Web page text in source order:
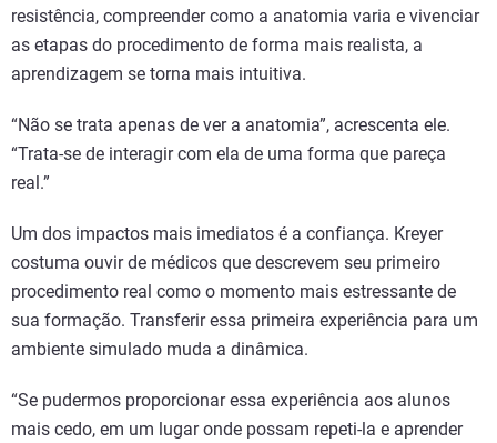
resistência, compreender como a anatomia varia e vivenciar
as etapas do procedimento de forma mais realista, a
aprendizagem se torna mais intuitiva.
“Não se trata apenas de ver a anatomia”, acrescenta ele.
“Trata-se de interagir com ela de uma forma que pareça
real.”
Um dos impactos mais imediatos é a confiança. Kreyer
costuma ouvir de médicos que descrevem seu primeiro
procedimento real como o momento mais estressante de
sua formação. Transferir essa primeira experiência para um
ambiente simulado muda a dinâmica.
“Se pudermos proporcionar essa experiência aos alunos
mais cedo, em um lugar onde possam repeti-la e aprender